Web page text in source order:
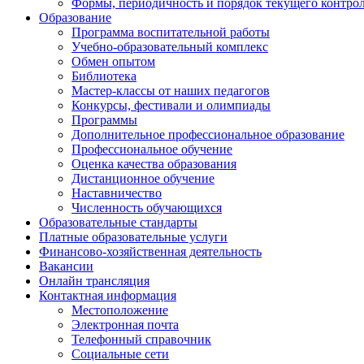
Образование
Программа воспитательной работы
Учебно-образовательный комплекс
Обмен опытом
Библиотека
Мастер-классы от наших педагогов
Конкурсы, фестивали и олимпиады
Программы
Дополнительное профессиональное образование
Профессиональное обучение
Оценка качества образования
Дистанционное обучение
Наставничество
Численность обучающихся
Образовательные стандарты
Платные образовательные услуги
Финансово-хозяйственная деятельность
Вакансии
Онлайн трансляция
Контактная информация
Местоположение
Электронная почта
Телефонный справочник
Социальные сети